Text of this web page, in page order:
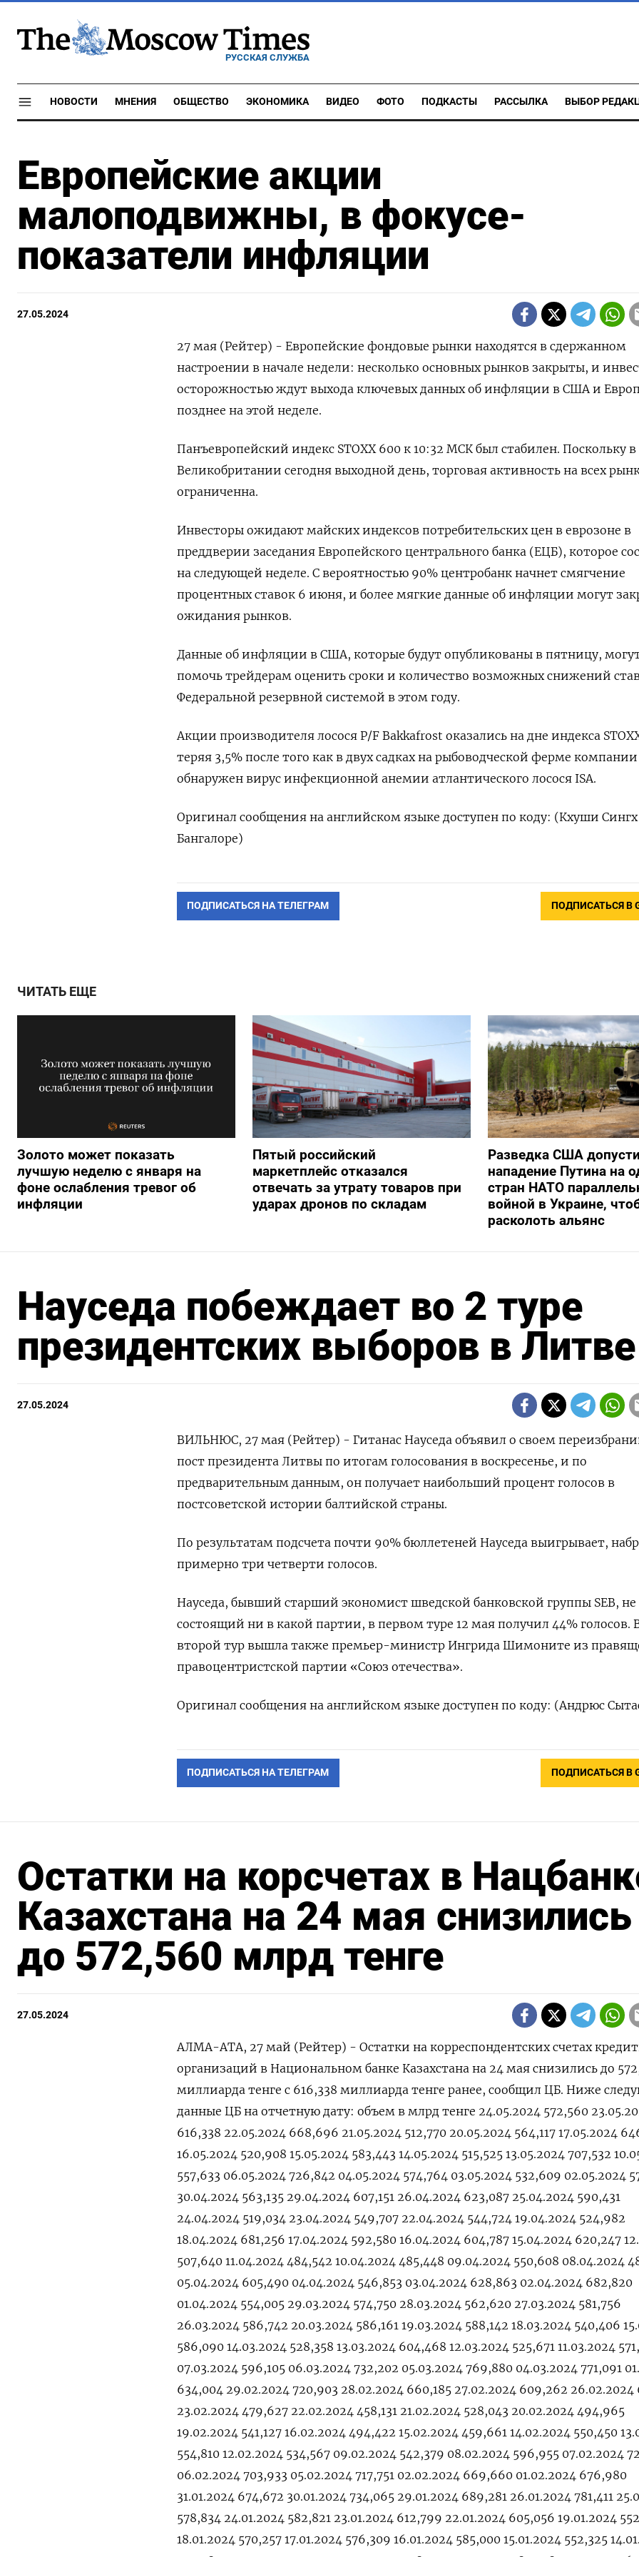
РУССКАЯ СЛУЖБА
НОВОСТИ МНЕНИЯ ОБЩЕСТВО ЭКОНОМИКА ВИДЕО ФОТО ПОДКАСТЫ РАССЫЛКА ВЫБОР
Европейские акции
малоподвижны, в фокусе-
показатели инфляции
27.05.2024
27 мая (Рейтер) - Европейские фондовые рынки находятся в сдержанном
настроении в начале недели: несколько основных рынков закрыты, и
осторожностью ждут выхода ключевых данных об инфляции в США и
позднее на этой неделе.
Панъевропейский индекс STOXX 600 к 10:32 МСК был стабилен. Поскольку
Великобритании сегодня выходной день, торговая активность на всех
ограниченна.
Инвесторы ожидают майских индексов потребительских цен в еврозоне в
преддверии заседания Европейского центрального банка (ЕЦБ), которое
на следующей неделе. С вероятностью 90% центробанк начнет смягчение
процентных ставок 6 июня, и более мягкие данные об инфляции могут
ожидания рынков.
Данные об инфляции в США, которые будут опубликованы в пятницу,
помочь трейдерам оценить сроки и количество возможных снижений
Федеральной резервной системой в этом году.
Акции производителя лосося P/F Bakkafrost оказались на дне индекса
теряя 3,5% после того как в двух садках на рыбоводческой ферме
обнаружен вирус инфекционной анемии атлантического лосося ISA.
Оригинал сообщения на английском языке доступен по коду: (Кхуши
Бангалоре)
ПОДПИСАТЬСЯ НА ТЕЛЕГРАМ ПОДПИСАТЬСЯ В
ЧИТАТЬ ЕЩЕ
Золото может показать
лучшую неделю с января на
фоне ослабления тревог об
инфляции
Пятый российский
маркетплейс отказался
отвечать за утрату товаров при
ударах дронов по складам
Разведка США
нападение Путина на
стран НАТО
войной в Украине,
расколоть альянс
Науседа побеждает во 2 туре
президентских выборов в Литве
27.05.2024
ВИЛЬНЮС, 27 мая (Рейтер) - Гитанас Науседа объявил о своем
пост президента Литвы по итогам голосования в воскресенье, и по
предварительным данным, он получает наибольший процент голосов в
постсоветской истории балтийской страны.
По результатам подсчета почти 90% бюллетеней Науседа выигрывает,
примерно три четверти голосов.
Науседа, бывший старший экономист шведской банковской группы SEB, не
состоящий ни в какой партии, в первом туре 12 мая получил 44% голосов.
второй тур вышла также премьер-министр Ингрида Шимоните из
правоцентристской партии «Союз отечества».
Оригинал сообщения на английском языке доступен по коду: (Андрюс
ПОДПИСАТЬСЯ НА ТЕЛЕГРАМ ПОДПИСАТЬСЯ В
Остатки на корсчетах в
Казахстана на 24 мая снизились
до 572,560 млрд тенге
27.05.2024
АЛМА-АТА, 27 май (Рейтер) - Остатки на корреспондентских счетах
организаций в Национальном банке Казахстана на 24 мая снизились до
миллиарда тенге с 616,338 миллиарда тенге ранее, сообщил ЦБ. Ниже
данные ЦБ на отчетную дату: объем в млрд тенге 24.05.2024 572,560
616,338 22.05.2024 668,696 21.05.2024 512,770 20.05.2024 564,117 17.05.2024
16.05.2024 520,908 15.05.2024 583,443 14.05.2024 515,525 13.05.2024 707,532
557,633 06.05.2024 726,842 04.05.2024 574,764 03.05.2024 532,609 02.05.2024
30.04.2024 563,135 29.04.2024 607,151 26.04.2024 623,087 25.04.2024 590,431
24.04.2024 519,034 23.04.2024 549,707 22.04.2024 544,724 19.04.2024 524,982
18.04.2024 681,256 17.04.2024 592,580 16.04.2024 604,787 15.04.2024 620,247
507,640 11.04.2024 484,542 10.04.2024 485,448 09.04.2024 550,608 08.04.2024
05.04.2024 605,490 04.04.2024 546,853 03.04.2024 628,863 02.04.2024 682,820
01.04.2024 554,005 29.03.2024 574,750 28.03.2024 562,620 27.03.2024 581,756
26.03.2024 586,742 20.03.2024 586,161 19.03.2024 588,142 18.03.2024 540,406
586,090 14.03.2024 528,358 13.03.2024 604,468 12.03.2024 525,671 11.03.2024
07.03.2024 596,105 06.03.2024 732,202 05.03.2024 769,880 04.03.2024 771,091
634,004 29.02.2024 720,903 28.02.2024 660,185 27.02.2024 609,262 26.02.2024
23.02.2024 479,627 22.02.2024 458,131 21.02.2024 528,043 20.02.2024 494,965
19.02.2024 541,127 16.02.2024 494,422 15.02.2024 459,661 14.02.2024 550,450
554,810 12.02.2024 534,567 09.02.2024 542,379 08.02.2024 596,955 07.02.2024
06.02.2024 703,933 05.02.2024 717,751 02.02.2024 669,660 01.02.2024 676,980
31.01.2024 674,672 30.01.2024 734,065 29.01.2024 689,281 26.01.2024 781,411
578,834 24.01.2024 582,821 23.01.2024 612,799 22.01.2024 605,056 19.01.2024
18.01.2024 570,257 17.01.2024 576,309 16.01.2024 585,000 15.01.2024 552,325